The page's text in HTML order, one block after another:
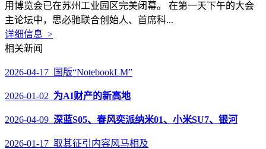
用博览会已在苏州工业园区完美闭幕。 在第一天下午的大会
主论坛中，思必驰联合创始人、首席科...
详细信息 >
相关新闻
2026-04-17 国版“NotebookLM”
2026-01-02 为AI财产的新高地
2026-04-09 深蓝S05、春风奕派纳米01、小米SU7、银河
2026-01-17 取其征引内容风马相及